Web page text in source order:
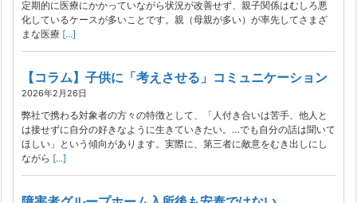
定期的に医療にかかっていながら状況が改善せず、親子関係はむしろ悪
化しているケースが多いことです。親（母親が多い）が率先してさまざ
まな医療 [...]
【コラム】子供に「考えさせる」コミュニケーション
2026年2月26日
弊社で携わる対象者の方々の特徴として、「人付き合いは苦手、他人と
は接せずに自分の好きなように生きていきたい。…でも自分の話は聞いて
ほしい」という傾向があります。実際に、第三者に敵意をむき出しにし
ながら [...]